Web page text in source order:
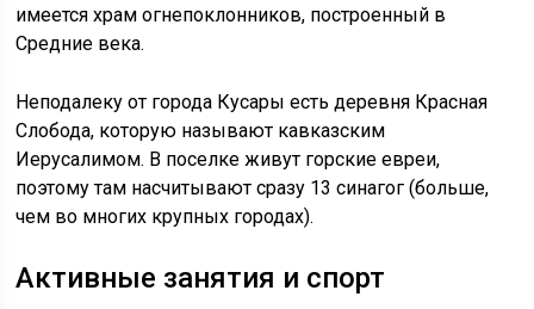
имеется храм огнепоклонников, построенный в
Средние века.
Неподалеку от города Кусары есть деревня Красная
Слобода, которую называют кавказским
Иерусалимом. В поселке живут горские евреи,
поэтому там насчитывают сразу 13 синагог (больше,
чем во многих крупных городах).
Активные занятия и спорт